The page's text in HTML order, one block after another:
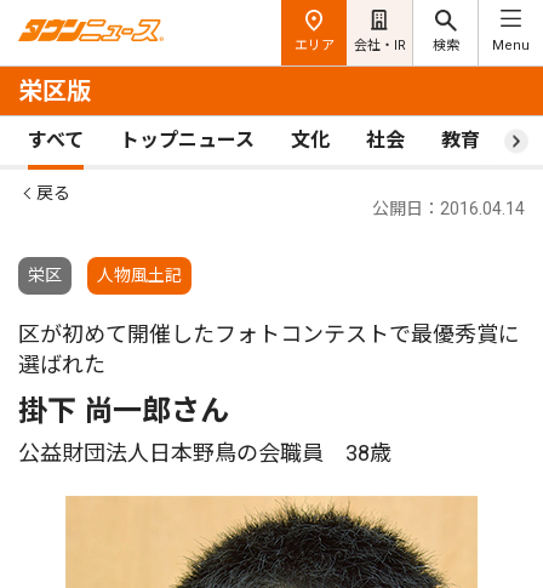
エリア 会社・IR 検索 Menu
栄区版
すべて トップニュース 文化 社会 教育 ス
戻る
栄区 人物風土記
公開日：2016.04.14
区が初めて開催したフォトコンテストで最優秀賞に
選ばれた
掛下 尚一郎さん
公益財団法人日本野鳥の会職員 38歳